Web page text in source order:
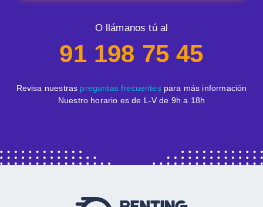
O llámanos tú al
91 198 75 45
Revisa nuestras preguntas frecuentespara más información
Nuestro horario es de L-V de 9h a 18h